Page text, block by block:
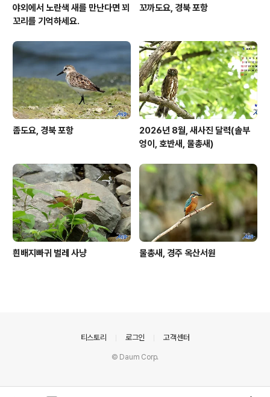
야외에서 노란색 새를 만난다면 꾀
꼬리를 기억하세요.
꼬까도요, 경북 포항
좀도요, 경북 포항
2026년 8월, 새사진 달력(솔부
엉이, 호반새, 물총새)
흰배지빠귀 벌레 사냥 물총새, 경주 옥산서원
티스토리 로그인 고객센터
© Daum Corp.